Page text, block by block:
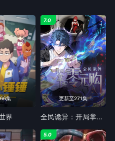
集
界​
更新至271集
7.0
全民诡异：开局掌握零元购·动态漫画
5.0